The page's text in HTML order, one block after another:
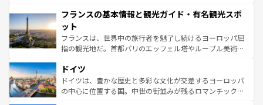
ませてくれるイタリアで、忘れられない旅をしてみよう！
なお、新着のイタリア情報は
しい。
文化が根付くこの国では、情熱的なフラメンコ、熱気あふ
れる闘牛、そして美味しいタパスが生活の一部となってい
る。首都マドリードの洗練された雰囲気や、バルセロナの
アートに溢れた街角から、地方では古代ローマ遺跡や中世
せる。地方によって風土や気候が異なるスペインはその個
性で訪れる人を魅了する。 なお、新着のスペイン情報は コ
ンテンツ一覧を参照してほしい。
フランスの基本情報と観光ガイド・有名観光スポ
ット
フランスは、世界中の旅行者を魅了し続けるヨーロッパ屈
指の観光地だ。首都パリのエッフェル塔やルーブル美術館
で、幅広い魅力が詰まっている。華麗な宮殿、歴史的な大
聖堂、美しいビーチ、そして豊かな自然が、訪れる者を心
から魅了する。また、フランスは美食の国としても知ら
ドイツ
ドイツは、豊かな歴史と多彩な文化が交差するヨーロッパ
の中心に位置する国。中世の街並みが残るロマンチック街